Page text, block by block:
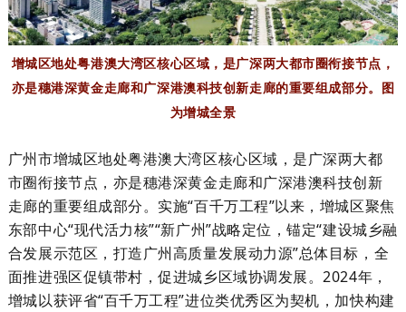
增城区地处粤港澳大湾区核心区域，是广深两大都市圈衔接节点，
亦是穗港深黄金走廊和广深港澳科技创新走廊的重要组成部分。图
为增城全景
广州市增城区地处粤港澳大湾区核心区域，是广深两大都
市圈衔接节点，亦是穗港深黄金走廊和广深港澳科技创新
走廊的重要组成部分。实施“百千万工程”以来，增城区聚焦
东部中心“现代活力核”“新广州”战略定位，锚定“建设城乡融
合发展示范区，打造广州高质量发展动力源”总体目标，全
面推进强区促镇带村，促进城乡区域协调发展。2024年，
增城以获评省“百千万工程”进位类优秀区为契机，加快构建